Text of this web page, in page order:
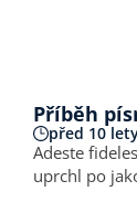
Příběh
před 10
Adeste fideles je
uprchl po